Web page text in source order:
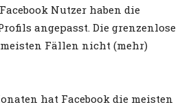
Nutzer haben die
angepasst. Die grenzenlose
Fällen nicht (mehr)
hat Facebook die meisten